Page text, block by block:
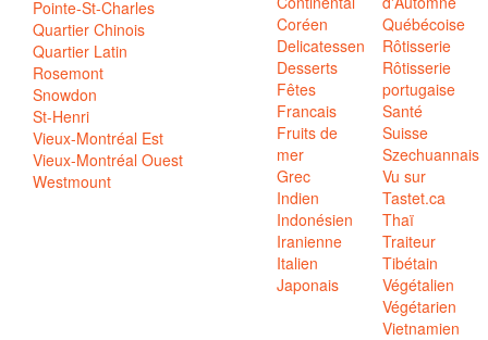
Pointe-St-Charles
Quartier Chinois
Quartier Latin
Rosemont
Snowdon
St-Henri
Vieux-Montréal Est
Vieux-Montréal Ouest
Westmount
Coréen
Delicatessen
Desserts
Fêtes
Francais
Fruits de
mer
Grec
Indien
Indonésien
Iranienne
Italien
Japonais
Québécoise
Rôtisserie
Rôtisserie
portugaise
Santé
Suisse
Szechuannais
Vu sur
Tastet.ca
Thaï
Traiteur
Tibétain
Végétalien
Végétarien
Vietnamien